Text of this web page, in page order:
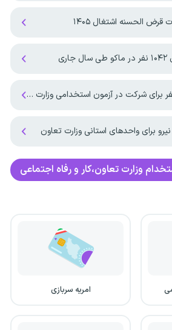
قرض الحسنه اشتغال ۱۴۰۵
وزارت تعاون،کار و رفاه اجتماعی
امریه سربازی